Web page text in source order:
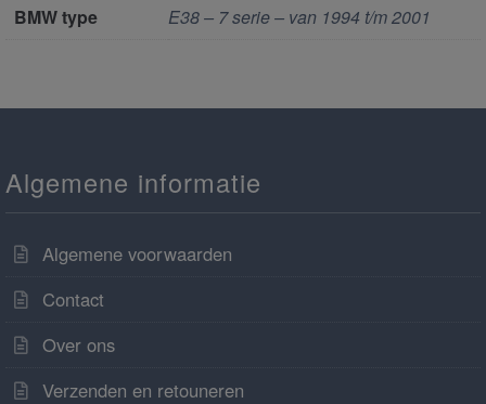
BMW type E38 – 7 serie – van 1994 t/m 2001
Algemene informatie
Algemene voorwaarden
Contact
Over ons
Verzenden en retouneren